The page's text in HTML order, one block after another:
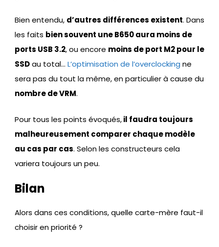
Bien entendu, d’autres différences existent. Dans
les faits bien souvent une B650 aura moins de
ports USB 3.2, ou encore moins de port M2 pour le
SSDau total… L’optimisation de l’overclocking ne
sera pas du tout la même, en particulier à cause du
nombre de VRM.
Pour tous les points évoqués,il faudra toujours
malheureusement comparer chaque modèle
au cas par cas. Selon les constructeurs cela
variera toujours un peu.
Bilan
Alors dans ces conditions, quelle carte-mère faut-il
choisir en priorité ?